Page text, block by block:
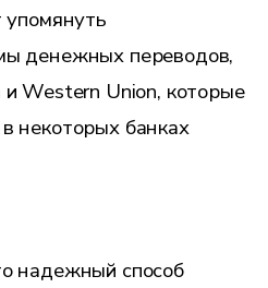
упомянуть
денежных переводов,
и Western Union, которые
некоторых банках
надежный способ